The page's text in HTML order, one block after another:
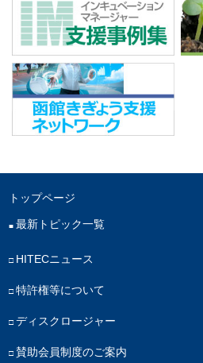
トップページ
最新トピック一覧
HITECニュース
特許権等について
ディスクロージャー
賛助会員制度のご案内